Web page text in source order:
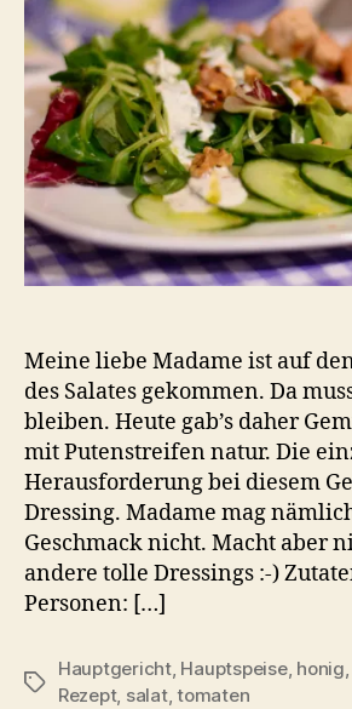
Meine liebe Madame ist auf
des Salates gekommen. Da
bleiben. Heute gab’s daher
mit Putenstreifen natur. Die
Herausforderung bei diesem
Dressing. Madame mag
Geschmack nicht. Macht aber
andere tolle Dressings :-)
Personen: […]
Schlagwörter
Hauptgericht, Hauptspeise, honig,
Rezept, salat,tomaten